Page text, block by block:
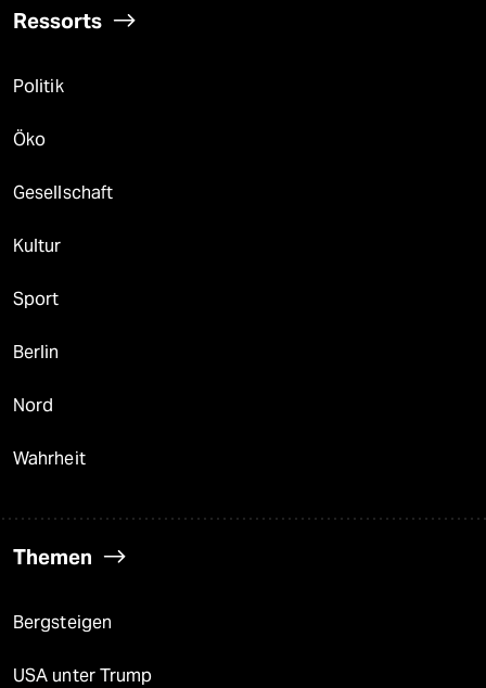
Ressorts
Politik
Öko
Gesellschaft
Kultur
Sport
Berlin
Nord
Wahrheit
Themen
Bergsteigen
USA unter Trump